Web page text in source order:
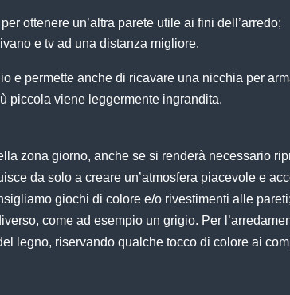
ottenere un’altra parete utile ai fini dell’arredo;
e tv ad una distanza migliore.
e permette anche di ricavare una nicchia per
piccola viene leggermente ingrandita.
zona giorno, anche se si renderà necessario
da solo a creare un’atmosfera piacevole e
giochi di colore e/o rivestimenti alle
come ad esempio un grigio. Per
legno, riservando qualche tocco di colore ai